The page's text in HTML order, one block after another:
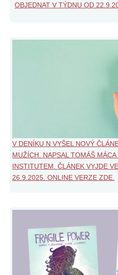
OBJEDNAT V TÝDNU OD
V DENÍKU N VYŠEL NOVÝ
MUŽÍCH. NAPSAL TOMÁŠ
INSTITUTEM. ČLÁNEK VYJDE
26.9.2025. ONLINE VERZE ZDE.